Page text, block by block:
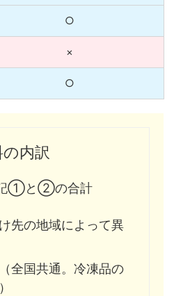
○
×
○
内訳
①と②の合計
先の地域によって異
全国共通。冷凍品の